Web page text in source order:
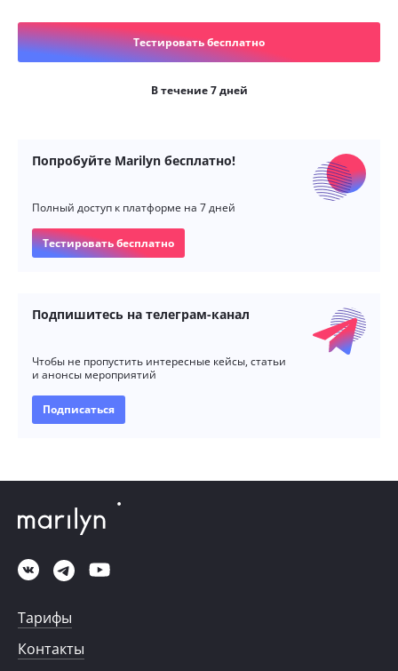
Тестировать бесплатно
В течение 7 дней
Попробуйте Marilyn бесплатно!
Полный доступ к платформе на 7 дней
Тестировать бесплатно
Подпишитесь на телеграм-канал
Чтобы не пропустить интересные кейсы, статьи
и анонсы мероприятий
Подписаться
Тарифы
Контакты